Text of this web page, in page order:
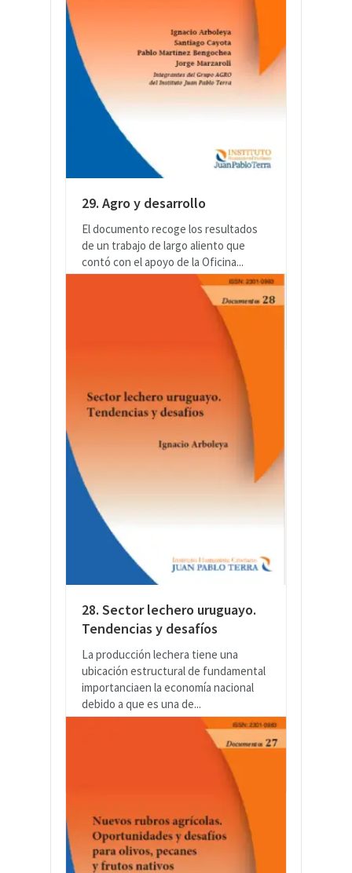
29. Agro y desarrollo
El documento recoge los resultados
de un trabajo de largo aliento que
contó con el apoyo de la Oficina...
28. Sector lechero uruguayo.
Tendencias y desafíos
La producción lechera tiene una
ubicación estructural de fundamental
importanciaen la economía nacional
debido a que es una de...